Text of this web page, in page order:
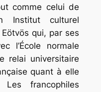
comme celui de
Institut culturel
qui, par ses
l’École normale
relai universitaire
quant à elle
francophiles